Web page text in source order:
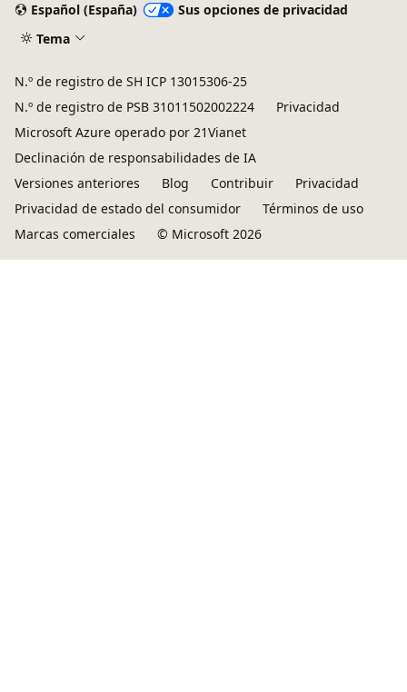
Español (España)
Sus opciones de privacidad
Tema
N.º de registro de SH ICP 13015306-25
N.º de registro de PSB 31011502002224
Privacidad
Microsoft Azure operado por 21Vianet
Declinación de responsabilidades de IA
Versiones anteriores
Blog Contribuir
Privacidad
Privacidad de estado del consumidor
Términos de uso
Marcas comerciales
© Microsoft 2026